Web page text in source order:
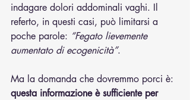
indagare dolori addominali vaghi. Il
referto, in questi casi, può limitarsi a
poche parole: “Fegato lievemente
aumentato di ecogenicità”.
Ma la domanda che dovremmo porci è:
questa informazione è sufficiente per